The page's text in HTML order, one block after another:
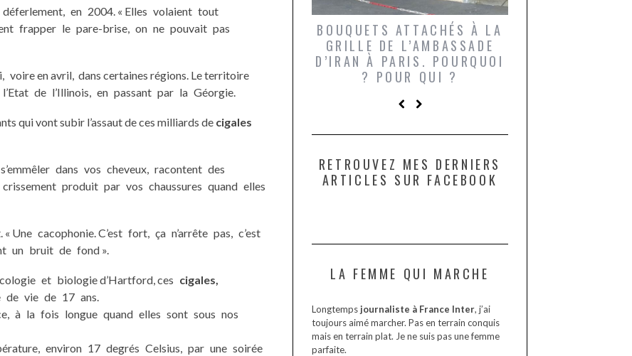
en 2004. « Elles volaient tout
frapper le pare-brise, on ne pouvait pas
voire en avril, dans certaines régions. Le territoire
l’Etat de l’Illinois, en passant par la Géorgie.
qui vont subir l’assaut de ces milliards de cigales
dans vos cheveux, racontent des
produit par vos chaussures quand elles
cacophonie. C’est fort, ça n’arrête pas, c’est
un bruit de fond ».
et biologie d’Hartford, ces cigales,
de vie de 17 ans.
à la fois longue quand elles sont sous nos
environ 17 degrés Celsius, par une soirée
UNE MOUETTE SUR LA TÊTE
BOUQUETS ATTACHÉS À LA
GRILLE DE L’AMBASSADE
D’IRAN À PARIS. POURQUOI
? POUR QUI ?
RETROUVEZ MES DERNIERS
ARTICLES SUR FACEBOOK
LA FEMME QUI MARCHE
Longtemps journaliste à France Inter, j’ai
toujours aimé marcher. Pas en terrain conquis
mais en terrain plat. Je ne suis pas une femme
parfaite.